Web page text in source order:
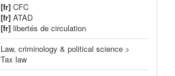
[fr] CFC
[fr] ATAD
[fr] libertés de circulation
Law, criminology & political science >
Tax law